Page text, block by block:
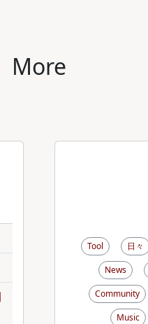
More
Tool 日々
News
Community
Music